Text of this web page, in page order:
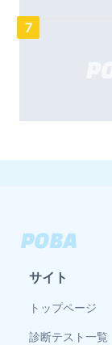
7
サイト
トップページ
診断テスト一覧